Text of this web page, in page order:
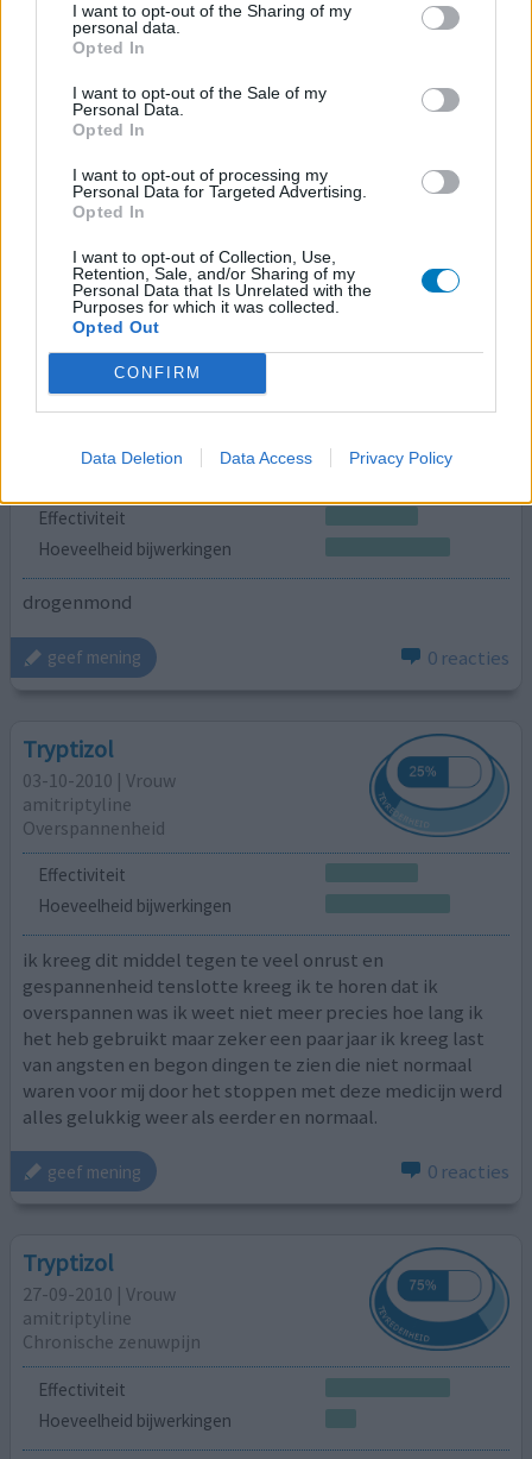
I want to opt-out of the Sharing of my
personal data.
Opted In
I want to opt-out of the Sale of my
Personal Data.
Opted In
I want to opt-out of processing my
Personal Data for Targeted Advertising.
Opted In
I want to opt-out of Collection, Use,
Retention, Sale, and/or Sharing of my
Personal Data that Is Unrelated with the
Purposes for which it was collected.
Opted Out
CONFIRM
Data Deletion Data Access Privacy Policy
Tryptizol
amitriptyline
Overspannen
Hoeveelheid bijwerkingen
geef mening 0 reacties
Tryptizol
amitriptyline
Overspannenheid
Effectiviteit
Hoeveelheid bijwerkingen
drogenmond
geef mening 0 reacties
Tryptizol
03-10-2010 | Vrouw
amitriptyline
Overspannenheid
Effectiviteit
Hoeveelheid bijwerkingen
ik kreeg dit middel tegen te veel onrust en
gespannenheid tenslotte kreeg ik te horen dat ik
overspannen was ik weet niet meer precies hoe lang ik
het heb gebruikt maar zeker een paar jaar ik kreeg last
van angsten en begon dingen te zien die niet normaal
waren voor mij door het stoppen met deze medicijn werd
alles gelukkig weer als eerder en normaal.
geef mening 0 reacties
Tryptizol
27-09-2010 | Vrouw
amitriptyline
Chronische zenuwpijn
Effectiviteit
Hoeveelheid bijwerkingen